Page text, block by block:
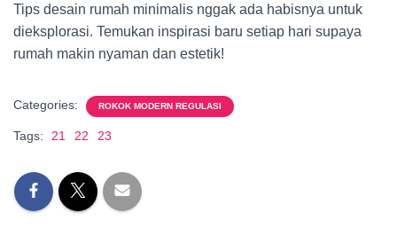
Tips desain rumah minimalis nggak ada habisnya untuk
dieksplorasi. Temukan inspirasi baru setiap hari supaya
rumah makin nyaman dan estetik!
Categories: ROKOK MODERN REGULASI
Tags: 21 22 23